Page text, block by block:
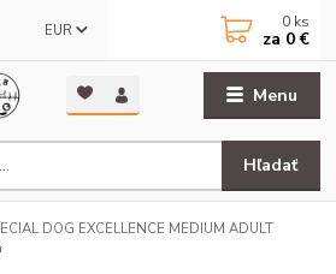
Menu
EUR
Hľadať
0 ks
za 0 €
DOG EXCELLENCE MEDIUM ADULT